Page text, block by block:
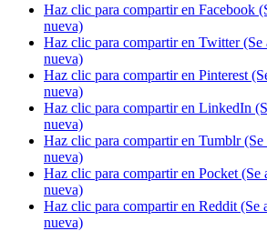
Haz clic para compartir en Facebook
nueva)
Haz clic para compartir en Twitter (Se
nueva)
Haz clic para compartir en Pinterest
nueva)
Haz clic para compartir en LinkedIn
nueva)
Haz clic para compartir en Tumblr (Se
nueva)
Haz clic para compartir en Pocket (Se
nueva)
Haz clic para compartir en Reddit (Se
nueva)